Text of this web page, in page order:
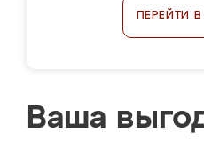
ПЕРЕЙТИ
Ваша